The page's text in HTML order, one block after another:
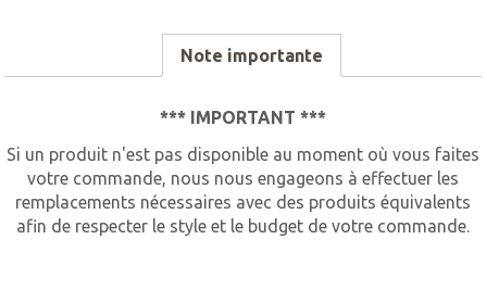
Note importante
*** IMPORTANT ***
Si un produit n'est pas disponible au moment où vous faites
votre commande, nous nous engageons à effectuer les
remplacements nécessaires avec des produits équivalents
afin de respecter le style et le budget de votre commande.